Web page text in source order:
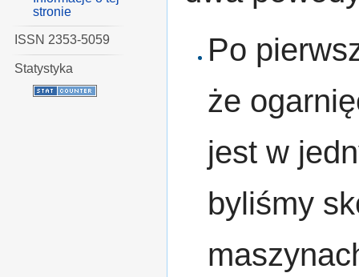
Po
że
jest w
byliśmy
stronie
ISSN 2353-5059
Statystyka